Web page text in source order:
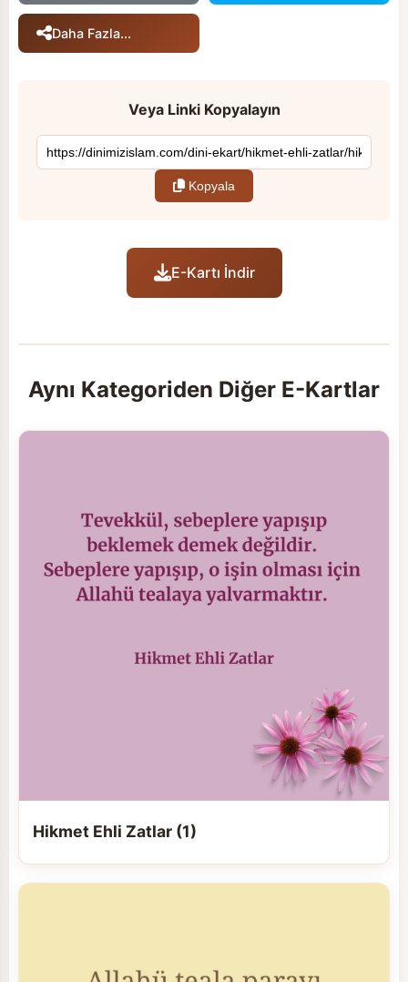
Daha Fazla...
Veya Linki Kopyalayın
Kopyala
E-Kartı İndir
Aynı Kategoriden Diğer E-Kartlar
Hikmet Ehli Zatlar (1)